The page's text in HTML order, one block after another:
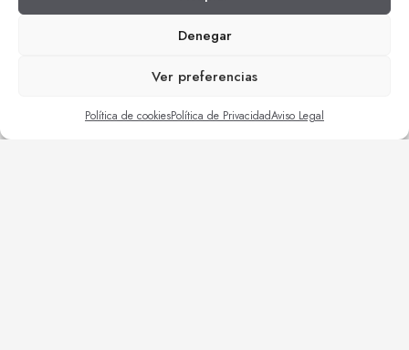
Denegar
Ver preferencias
Política de cookiesPolítica de PrivacidadAviso Legal
de un vehículo híbrido enchufable de la Unión Europea con cargo al